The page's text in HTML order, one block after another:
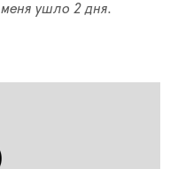
ушло 2 дня.